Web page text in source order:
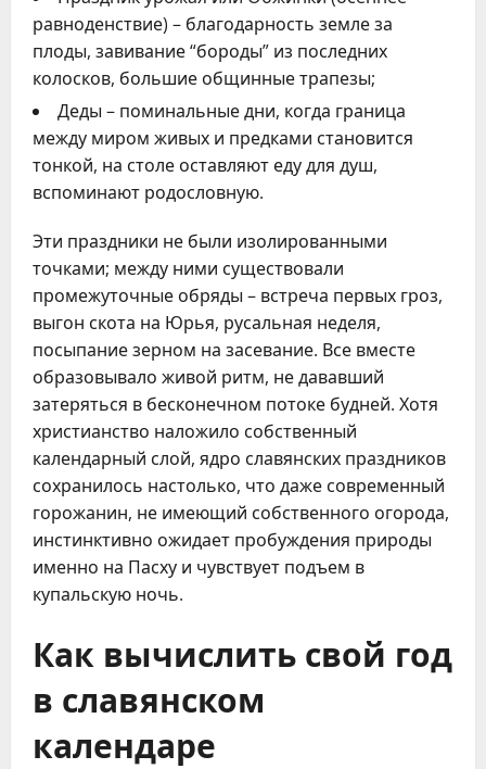
равноденствие) – благодарность земле за
плоды, завивание “бороды” из последних
колосков, большие общинные трапезы;
Деды – поминальные дни, когда граница
между миром живых и предками становится
тонкой, на столе оставляют еду для душ,
вспоминают родословную.
Эти праздники не были изолированными
точками; между ними существовали
промежуточные обряды – встреча первых гроз,
выгон скота на Юрья, русальная неделя,
посыпание зерном на засевание. Все вместе
образовывало живой ритм, не дававший
затеряться в бесконечном потоке будней. Хотя
христианство наложило собственный
календарный слой, ядро славянских праздников
сохранилось настолько, что даже современный
горожанин, не имеющий собственного огорода,
инстинктивно ожидает пробуждения природы
именно на Пасху и чувствует подъем в
купальскую ночь.
Как вычислить свой год
в славянском
календаре